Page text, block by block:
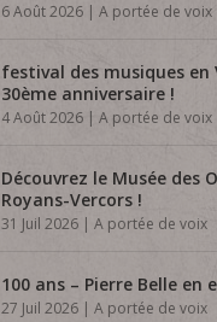
6 Août 2026 |A portée de voix
festival des musiques en
30ème anniversaire !
4 Août 2026 |A portée de voix
Découvrez le Musée des
Royans-Vercors !
31 Juil 2026 |A portée de voix
100 ans – Pierre Belle en
27 Juil 2026 |A portée de voix